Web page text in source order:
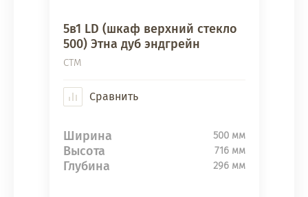
5в1 LD (шкаф верхний стекло
500) Этна дуб эндгрейн
СТМ
Сравнить
Ширина 500 мм
Высота 716 мм
Глубина 296 мм